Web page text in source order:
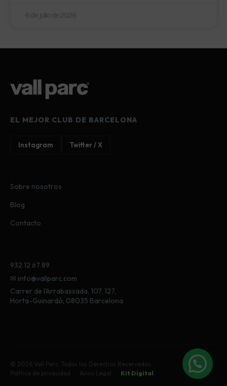
EL MEJOR CLUB DE BARCELONA
Instagram Twitter / X
Sobre nosotros
Blog
Contacto
932 12 67 89
✉ info@vallparc.com
Carrer de l'Arrabassada, 107, 127,
Horta-Guinardó, 08035 Barcelona
© 2026 Vall Parc. Todos los Derechos Reservados.
Política de privacidad
Aviso Legal Kit Digital